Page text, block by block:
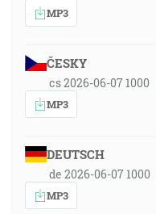
MP3
ČESKY
cs 2026-06-07 1000
MP3
DEUTSCH
de 2026-06-07 1000
MP3